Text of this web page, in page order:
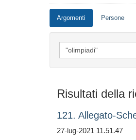
Argomenti Persone
Risultati della
121. Allegato-
27-lug-2021 11.51.47